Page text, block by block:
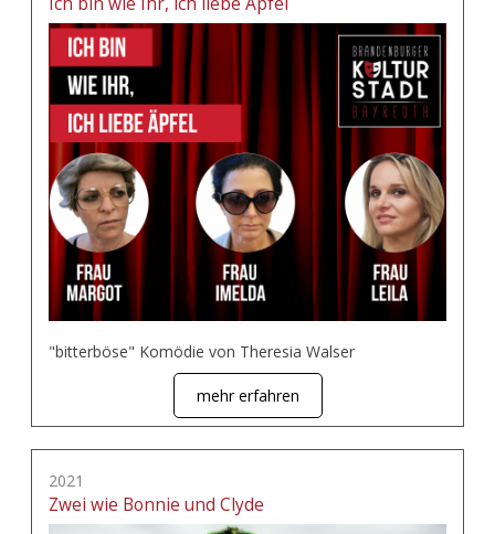
"bitterböse" Komödie von Theresia Walser
mehr erfahren
2021
Zwei wie Bonnie und Clyde